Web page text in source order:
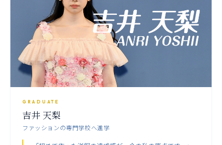
GRADUATE
吉井 天梨
ファッションの専門学校へ進学